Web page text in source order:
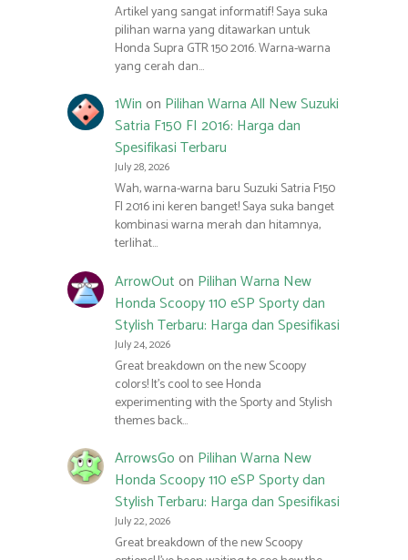
Artikel yang sangat informatif! Saya suka
pilihan warna yang ditawarkan untuk
Honda Supra GTR 150 2016. Warna-warna
yang cerah dan…
1Winon Pilihan Warna All New Suzuki
Satria F150 FI 2016: Harga dan
Spesifikasi Terbaru
July 28, 2026
Wah, warna-warna baru Suzuki Satria F150
FI 2016 ini keren banget! Saya suka banget
kombinasi warna merah dan hitamnya,
terlihat…
ArrowOuton Pilihan Warna New
Honda Scoopy 110 eSP Sporty dan
Stylish Terbaru: Harga dan Spesifikasi
July 24, 2026
Great breakdown on the new Scoopy
colors! It’s cool to see Honda
experimenting with the Sporty and Stylish
themes back…
ArrowsGoon Pilihan Warna New
Honda Scoopy 110 eSP Sporty dan
Stylish Terbaru: Harga dan Spesifikasi
July 22, 2026
Great breakdown of the new Scoopy